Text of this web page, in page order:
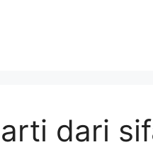
dari